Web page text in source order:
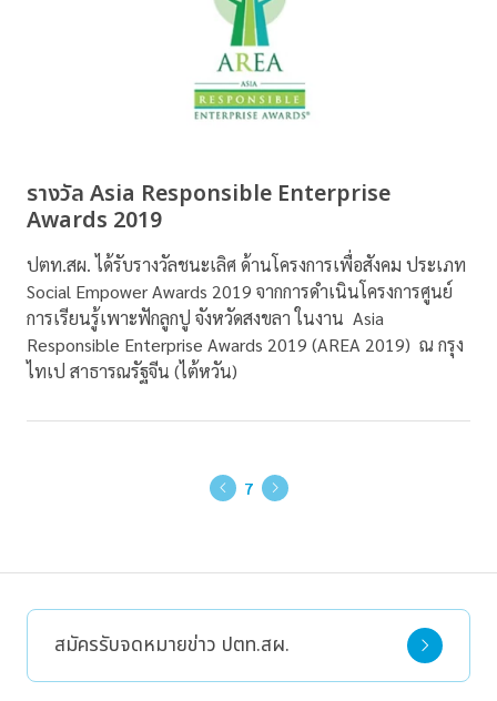
รางวัล Asia Responsible Enterprise
Awards 2019
ปตท.สผ. ได้รับรางวัลชนะเลิศ ด้านโครงการเพื่อสังคม ประเภท
Social Empower Awards 2019 จากการดำเนินโครงการศูนย์
การเรียนรู้เพาะฟักลูกปู จังหวัดสงขลา ในงาน Asia
Responsible Enterprise Awards 2019 (AREA 2019) ณ กรุง
ไทเป สาธารณรัฐจีน (ไต้หวัน)
7
สมัครรับจดหมายข่าว ปตท.สผ.